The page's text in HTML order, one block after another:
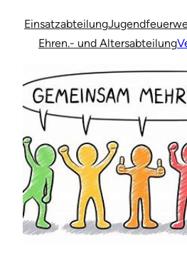
Einsatzabteilung
Ehren.- und Altersabteilung